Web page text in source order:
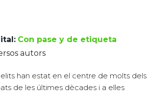
Con pase y de etiqueta
autors
elits han estat en el centre de molts dels
de les últimes dècades i a elles